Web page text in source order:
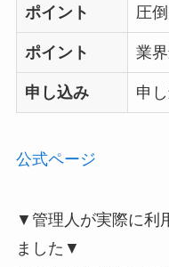
ポイント 圧
ポイント 業
申し込み 申
公式ページ
▼管理人が実際に利
ました▼